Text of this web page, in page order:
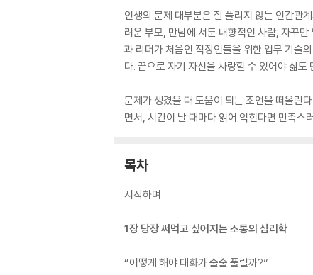
인생의 문제 대부분은 잘 풀리지 않는 인간관
려운 부모, 만남에 서툰 내향적인 사람, 자꾸
과 리더가 처음인 직장인들을 위한 업무 기술
다. 끝으로 자기 자신을 사랑할 수 있어야 삶
문제가 생겼을 때 도움이 되는 조언을 떠올린
면서, 시간이 날 때마다 읽어 익힌다면 만족스
목차
시작하며
1장 당장 써먹고 싶어지는 소통의 심리학
“어떻게 해야 대화가 술술 풀릴까?”